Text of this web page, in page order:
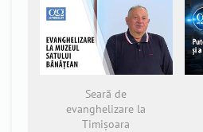
Seară de
evanghelizare la
Timișoara